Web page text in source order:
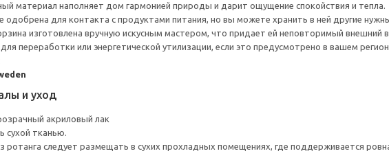
материал наполняет дом гармонией природы и дарит ощущение спокойствия и тепла.
одобрена для контакта с продуктами питания, но вы можете хранить в ней другие
изготовлена вручную искусным мастером, что придает ей неповторимый
переработки или энергетической утилизации, если это предусмотрено в вашем
и уход
акриловый лак
сухой тканью.
ротанга следует размещать в сухих прохладных помещениях, где поддерживается